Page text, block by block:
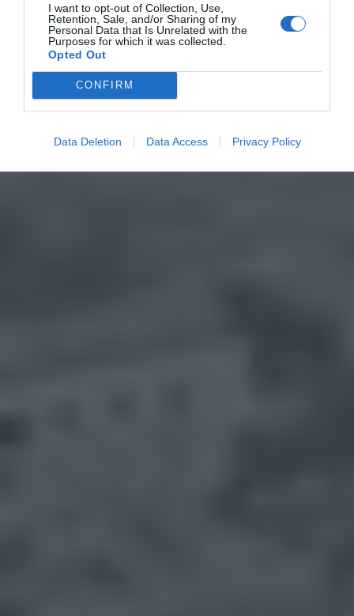
I want to opt-out of Collection, Use,
Retention, Sale, and/or Sharing of my
Personal Data that Is Unrelated with the
Purposes for which it was collected.
Opted Out
CONFIRM
Data Deletion Data Access Privacy Policy